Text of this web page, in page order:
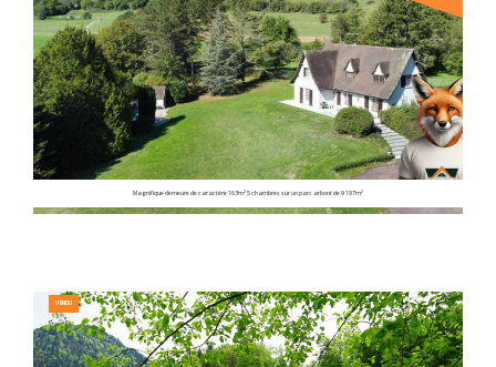
Magnifique demeure de caractère 163m² 5 chambres sur un parc arboré de 9 197m²
VENDU